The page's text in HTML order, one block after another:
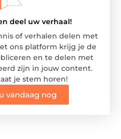
deel uw verhaal!
of verhalen delen met
ons platform krijg je de
en te delen met
zijn in jouw content.
je stem horen!
vandaag nog